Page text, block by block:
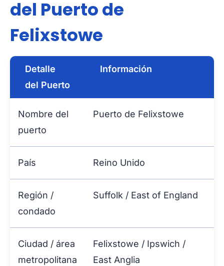
del Puerto de
Felixstowe
Detalle
del Puerto
Información
Nombre del
puerto
Puerto de Felixstowe
País Reino Unido
Región /
condado
Suffolk / East of England
Ciudad / área
metropolitana
Felixstowe / Ipswich /
East Anglia